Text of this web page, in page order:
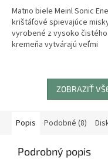
Matno biele Meinl Sonic
krištáľové spievajúce
vyrobené z vysoko čistého
kremeňa vytvárajú veľmi
ZOBRAZIŤ
Popis Podobné (8)
Podrobný popis